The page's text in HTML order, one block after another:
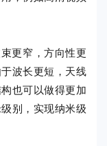
更窄，方向性更
波长更短，天线
也可以做得更加
别，实现纳米级